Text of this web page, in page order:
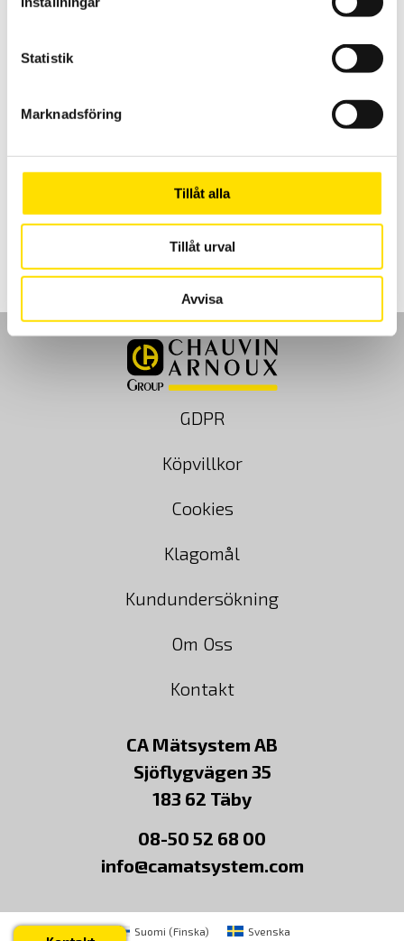
Statistik
Marknadsföring
Tillåt alla
Tillåt urval
Avvisa
LÄS MER
GDPR
Köpvillkor
Cookies
Klagomål
Kundundersökning
Om Oss
Kontakt
CA Mätsystem AB
Sjöflygvägen 35
183 62 Täby
08-50 52 68 00
info@camatsystem.com
Suomi (Finska) Svenska